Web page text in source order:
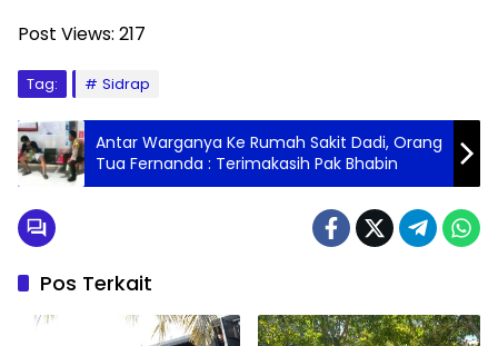
Post Views: 217
Tag: Sidrap
Antar Warganya Ke Rumah Sakit Dadi, Orang
Tua Fernanda : Terimakasih Pak Bhabin
Pos Terkait